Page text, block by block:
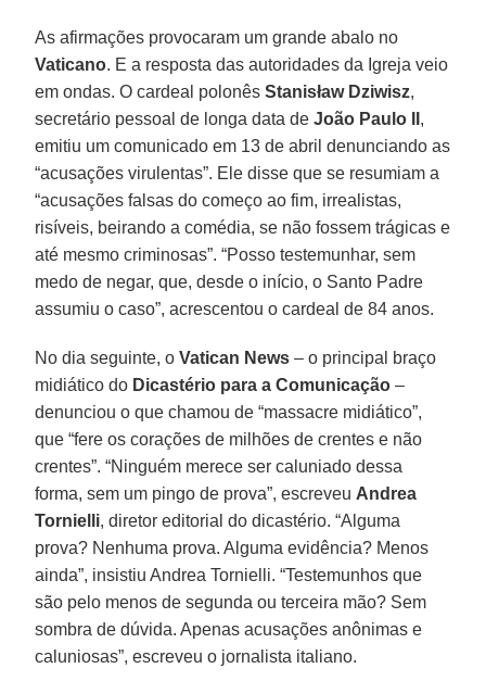
As afirmações provocaram um grande abalo no
Vaticano. E a resposta das autoridades da Igreja veio
em ondas. O cardeal polonêsStanisław Dziwisz,
secretário pessoal de longa data deJoão Paulo II ,
emitiu um comunicado em 13 de abril denunciando as
“acusações virulentas”. Ele disse que se resumiam a
“acusações falsas do começo ao fim, irrealistas,
risíveis, beirando a comédia, se não fossem trágicas e
até mesmo criminosas”. “Posso testemunhar, sem
medo de negar, que, desde o início, o Santo Padre
assumiu o caso”, acrescentou o cardeal de 84 anos.
No dia seguinte, oVatican News – o principal braço
midiático do Dicastério para a Comunicação–
denunciou o que chamou de “massacre midiático”,
que “fere os corações de milhões de crentes e não
crentes”. “Ninguém merece ser caluniado dessa
forma, sem um pingo de prova”, escreveu Andrea
Tornielli, diretor editorial do dicastério. “Alguma
prova? Nenhuma prova. Alguma evidência? Menos
ainda”, insistiu Andrea Tornielli. “Testemunhos que
são pelo menos de segunda ou terceira mão? Sem
sombra de dúvida. Apenas acusações anônimas e
caluniosas”, escreveu o jornalista italiano.